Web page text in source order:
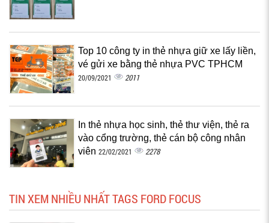
Top 10 công ty in thẻ nhựa giữ xe lấy liền,
vé gửi xe bằng thẻ nhựa PVC TPHCM
20/09/2021 2011
In thẻ nhựa học sinh, thẻ thư viện, thẻ ra
vào cổng trường, thẻ cán bộ công nhân
viên 22/02/2021 2278
TIN XEM NHIỀU NHẤT TAGS FORD FOCUS